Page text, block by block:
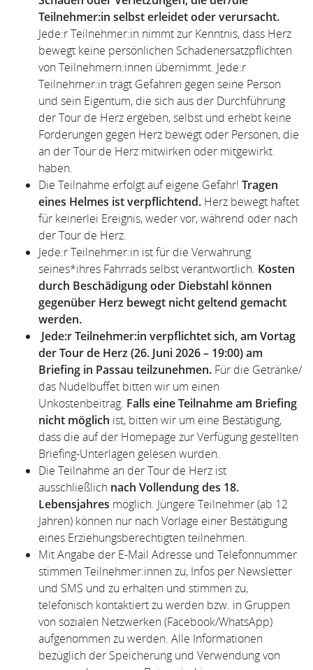
Teilnehmer:in selbst erleidet oder verursacht.
Jede:r Teilnehmer:in nimmt zur Kenntnis, dass Herz
bewegt keine persönlichen Schadenersatzpflichten
von Teilnehmern:innen übernimmt. Jede:r
Teilnehmer:in trägt Gefahren gegen seine Person
und sein Eigentum, die sich aus der Durchführung
der Tour de Herz ergeben, selbst und erhebt keine
Forderungen gegen Herz bewegt oder Personen, die
an der Tour de Herz mitwirken oder mitgewirkt
haben.
Die Teilnahme erfolgt auf eigene Gefahr! Tragen
eines Helmes ist verpflichtend. Herz bewegt haftet
für keinerlei Ereignis, weder vor, während oder nach
der Tour de Herz.
Jede:r Teilnehmer:in ist für die Verwahrung
seines*ihres Fahrrads selbst verantwortlich. Kosten
durch Beschädigung oder Diebstahl können
gegenüber Herz bewegt nicht geltend gemacht
werden.
Jede:r Teilnehmer:in verpflichtet sich, am Vortag
der Tour de Herz (26. Juni 2026 – 19:00) am
Briefing in Passau teilzunehmen. Für die Getränke/
das Nudelbuffet bitten wir um einen
Unkostenbeitrag. Falls eine Teilnahme am Briefing
nicht möglich ist, bitten wir um eine Bestätigung,
dass die auf der Homepage zur Verfügung gestellten
Briefing-Unterlagen gelesen wurden.
Die Teilnahme an der Tour de Herz ist
ausschließlich nach Vollendung des 18.
Lebensjahres möglich. Jüngere Teilnehmer (ab 12
Jahren) können nur nach Vorlage einer Bestätigung
eines Erziehungsberechtigten teilnehmen.
Mit Angabe der E-Mail Adresse und Telefonnummer
stimmen Teilnehmer:innen zu, Infos per Newsletter
und SMS und zu erhalten und stimmen zu,
telefonisch kontaktiert zu werden bzw. in Gruppen
von sozialen Netzwerken (Facebook/WhatsApp)
aufgenommen zu werden. Alle Informationen
bezüglich der Speicherung und Verwendung von